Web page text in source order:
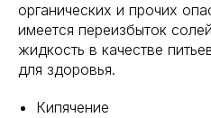
органических и прочих
имеется переизбыток
жидкость в качестве
для здоровья.
Кипячение